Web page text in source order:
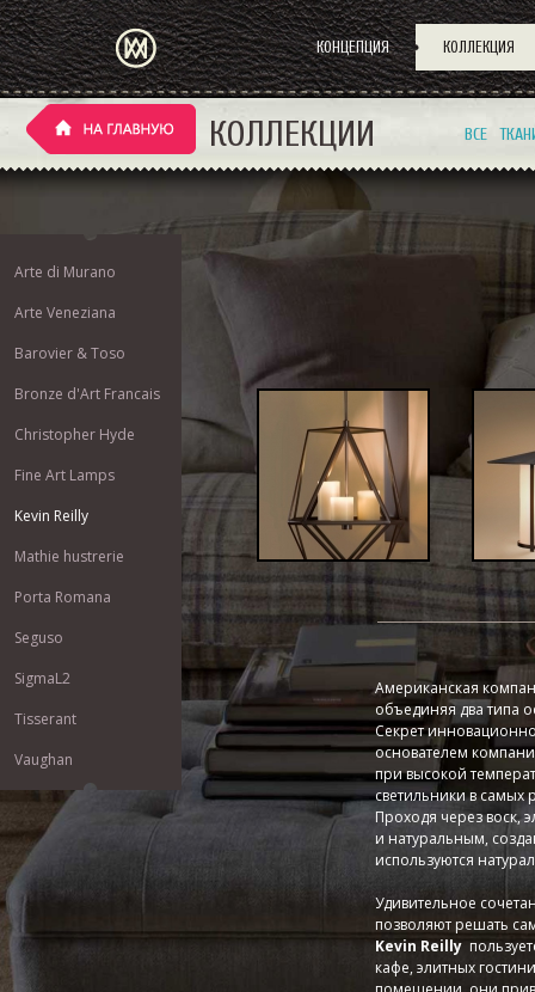
КОНЦЕПЦИЯ КОЛЛЕКЦИЯ
КОЛЛЕКЦИИ ВСЕ
Arte di Murano
Arte Veneziana
Barovier & Toso
Bronze d'Art Francais
Christopher Hyde
Fine Art Lamps
Kevin Reilly
Mathie hustrerie
Porta Romana
Seguso
SigmaL2
Tisserant
Vaughan
Американская
объединяя два типа
Секрет
основателем
при высокой
светильники в самых
Проходя через воск,
и натуральным,
используются
Удивительное
позволяют решать
Kevin Reilly
кафе, элитных